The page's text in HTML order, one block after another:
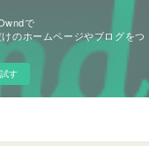
で
のホームページやブログをつ
す